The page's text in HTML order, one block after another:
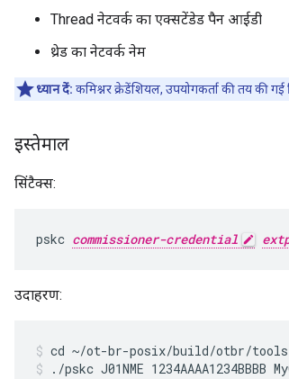
Thread नेटवर्क का एक्सटेंडेड पैन आईडी
थ्रेड का नेटवर्क नेम
ध्यान दें: कमिश्नर क्रेडेंशियल, उपयोगकर्ता की तय की
इस्तेमाल
सिंटैक्स:
pskc commissioner-credential
उदाहरण:
cd ~/ot-br-posix/build/otbr/tools
./pskc J01NME 1234AAAA1234BBBB